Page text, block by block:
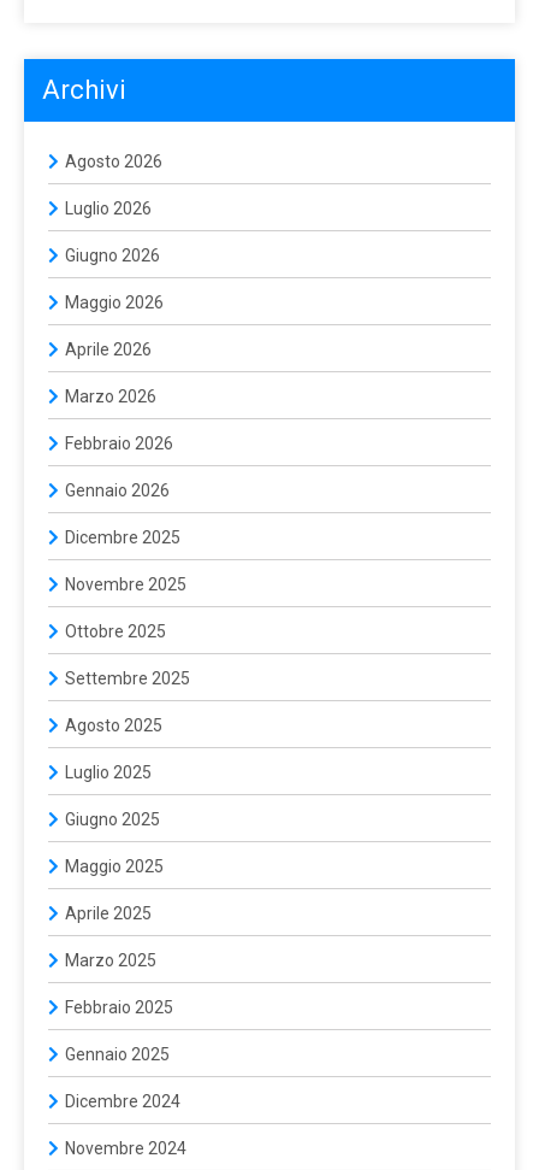
Archivi
Agosto 2026
Luglio 2026
Giugno 2026
Maggio 2026
Aprile 2026
Marzo 2026
Febbraio 2026
Gennaio 2026
Dicembre 2025
Novembre 2025
Ottobre 2025
Settembre 2025
Agosto 2025
Luglio 2025
Giugno 2025
Maggio 2025
Aprile 2025
Marzo 2025
Febbraio 2025
Gennaio 2025
Dicembre 2024
Novembre 2024